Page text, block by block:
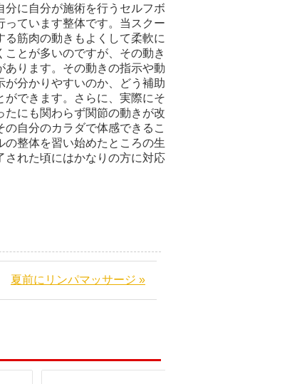
に自分が施術を行うセルフボ
ています整体です。当スクー
筋肉の動きもよくして柔軟に
とが多いのですが、その動き
ります。その動きの指示や動
分かりやすいのか、どう補助
ができます。さらに、実際にそ
にも関わらず関節の動きが改
自分のカラダで体感できるこ
整体を習い始めたところの生
された頃にはかなりの方に対応
夏前にリンパマッサージ »